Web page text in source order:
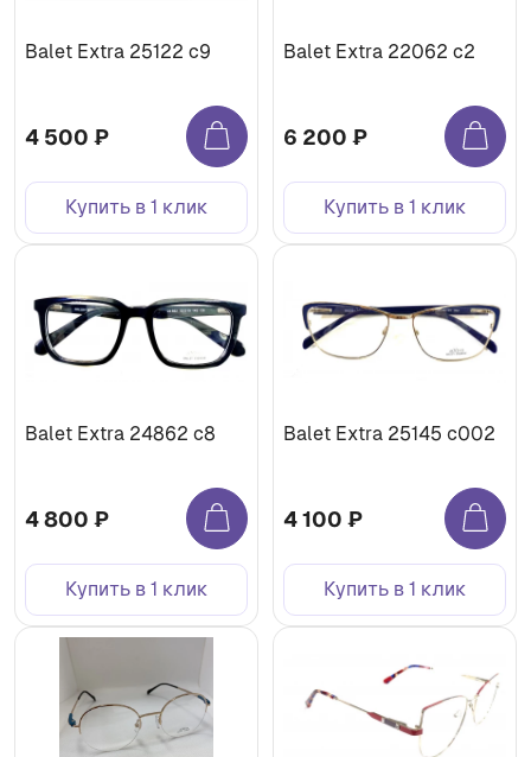
Balet Extra 25122 с9
4 500 ₽
Купить в 1 клик
Balet Extra 22062 с2
6 200 ₽
Купить в 1 клик
Balet Extra 24862 с8
4 800 ₽
Купить в 1 клик
Balet Extra 25145 с002
4 100 ₽
Купить в 1 клик